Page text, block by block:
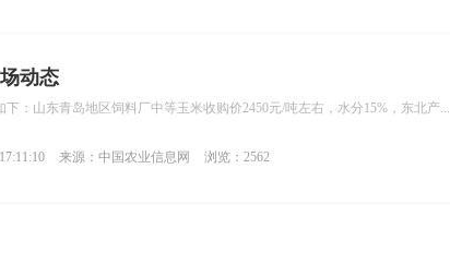
动态
：山东青岛地区饲料厂中等玉米收购价2450元/吨左右，水分15%，东北产...
来源：中国农业信息网 浏览：2562